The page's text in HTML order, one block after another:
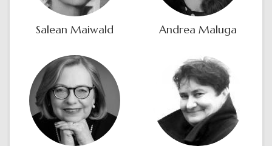
Salean Maiwald Andrea Maluga